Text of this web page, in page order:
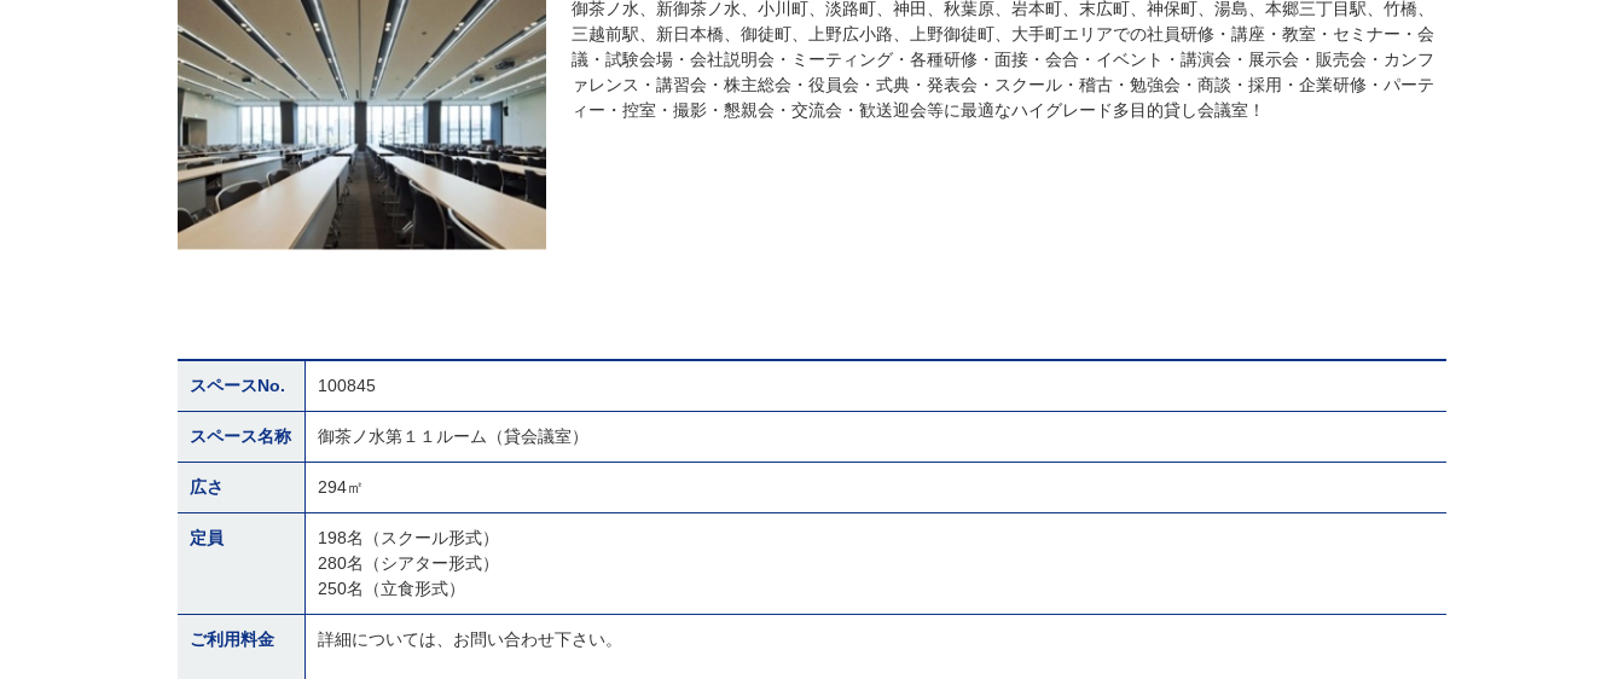
御茶ノ水、新御茶ノ水、小川町、淡路町、神田、秋葉原、岩本町、末広町、神保町、湯島、本郷三丁目駅、竹橋、
三越前駅、新日本橋、御徒町、上野広小路、上野御徒町、大手町エリアでの社員研修・講座・教室・セミナー・会
議・試験会場・会社説明会・ミーティング・各種研修・面接・会合・イベント・講演会・展示会・販売会・カンフ
ァレンス・講習会・株主総会・役員会・式典・発表会・スクール・稽古・勉強会・商談・採用・企業研修・パーテ
ィー・控室・撮影・懇親会・交流会・歓送迎会等に最適なハイグレード多目的貸し会議室！
スペースNo. 100845
スペース名称 御茶ノ水第１１ルーム（貸会議室）
広さ 294㎡
定員
198名（スクール形式）
280名（シアター形式）
250名（立食形式）
ご利用料金 詳細については、お問い合わせ下さい。